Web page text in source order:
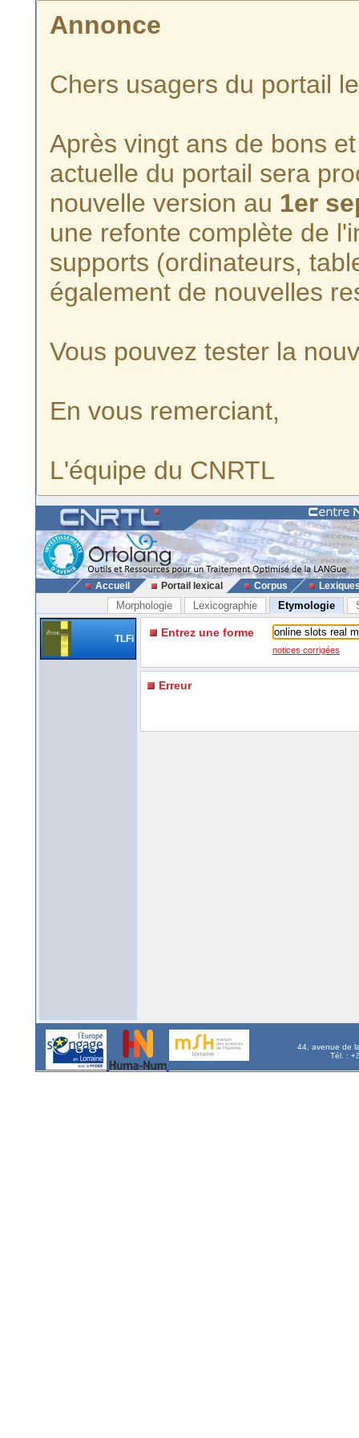
Annonce
Chers usagers du portail
Après vingt ans de bons
actuelle du portail sera
nouvelle version au 1er
une refonte complète de
supports (ordinateurs,
également de nouvelles
Vous pouvez tester la
En vous remerciant,
L'équipe du CNRTL
Accueil Portail lexical Corpus
Morphologie Lexicographie Etymologie
TLFi Entrez une forme
notices corrigées
Erreur
44, avenue de
Tél. :